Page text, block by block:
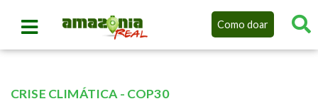
Como doar
CRISE CLIMÁTICA - COP30